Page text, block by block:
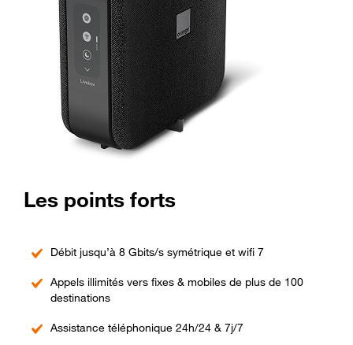
Les points forts
Débit jusqu’à 8 Gbits/s symétrique et wifi 7
Appels illimités vers fixes & mobiles de plus de 100
destinations
Assistance téléphonique 24h/24 & 7j/7